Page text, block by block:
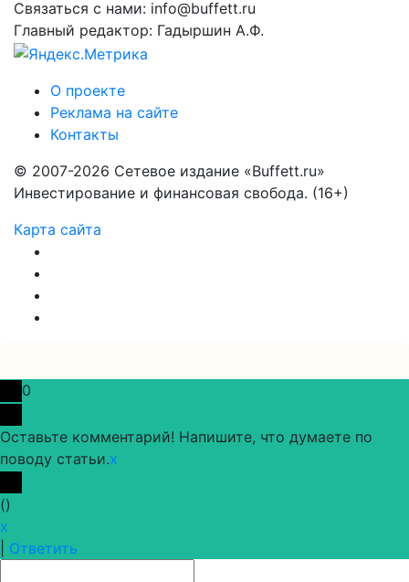
Связаться с нами: info@buffett.ru
Главный редактор: Гадыршин А.Ф.
О проекте
Реклама на сайте
Контакты
© 2007-2026 Сетевое издание «Buffett.ru»
Инвестирование и финансовая свобода. (16+)
Карта сайта
0
Оставьте комментарий! Напишите, что думаете по
поводу статьи.x
()
x
Ответить